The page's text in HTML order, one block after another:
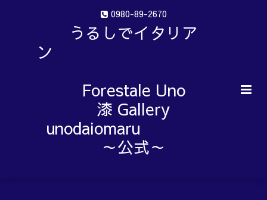
0980-89-2670
うるしでイタリア
ン
Forestale Uno
漆 Gallery
unodaiomaru
～公式～